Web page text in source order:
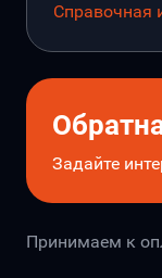
Справочная
Задайте
Принимаем к